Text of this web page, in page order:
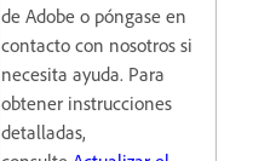
de Adobe o póngase en
contacto con nosotros si
necesita ayuda. Para
obtener instrucciones
detalladas,